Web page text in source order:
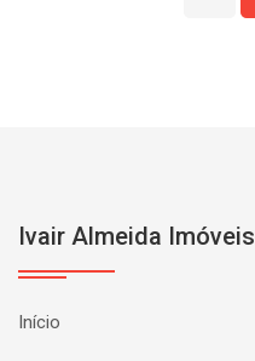
Ivair Almeida Imóveis
Início